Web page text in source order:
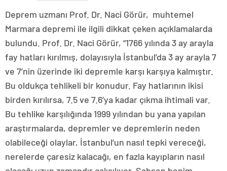
Deprem uzmanı Prof. Dr. Naci Görür, muhtemel
Marmara depremi ile ilgili dikkat çeken açıklamalarda
bulundu. Prof. Dr. Naci Görür, “1766 yılında 3 ay arayla
fay hatları kırılmış, dolayısıyla İstanbul’da 3 ay arayla 7
ve 7’nin üzerinde iki depremle karşı karşıya kalmıştır.
Bu oldukça tehlikeli bir konudur. Fay hatlarının ikisi
birden kırılırsa, 7.5 ve 7.6’ya kadar çıkma ihtimali var.
Bu tehlike karşılığında 1999 yılından bu yana yapılan
araştırmalarda, depremler ve depremlerin neden
olabileceği olaylar, İstanbul’un nasıl tepki vereceği,
nerelerde çaresiz kalacağı, en fazla kayıpların nasıl